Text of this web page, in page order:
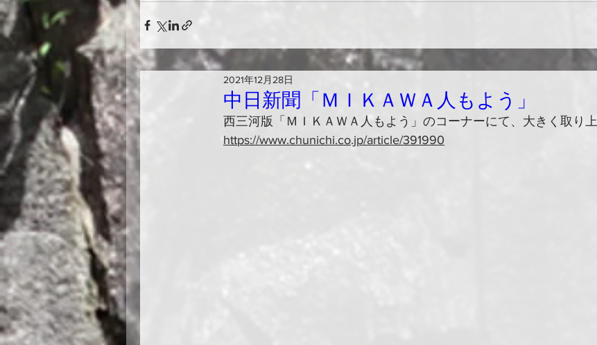
中日新聞「ＭＩＫＡＷＡ人もよう」
2021年12月28日
西三河版「ＭＩＫＡＷＡ人もよう」のコーナーにて、大きく取り
https://www.chunichi.co.jp/article/391990